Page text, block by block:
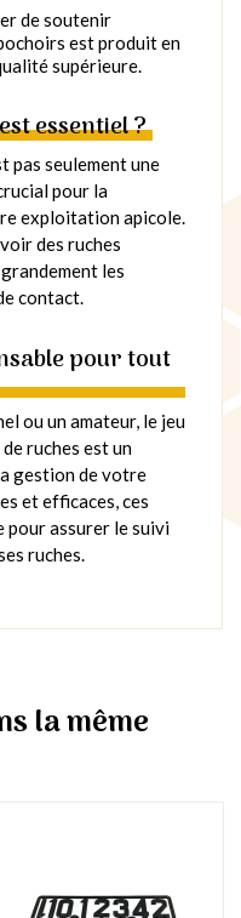
de soutenir
est produit en
supérieure.
essentiel ?
pas seulement une
pour la
exploitation apicole.
des ruches
les
contact.
pour tout
ou un amateur, le jeu
ruches est un
gestion de votre
et efficaces, ces
pour assurer le suivi
ruches.
la même